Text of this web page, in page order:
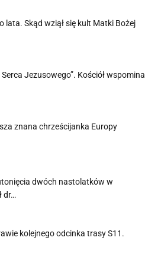
lata. Skąd wziął się kult Matki Bożej
Jezusowego”. Kościół wspomina
znana chrześcijanka Europy
dwóch nastolatków w
dr…
kolejnego odcinka trasy S11.